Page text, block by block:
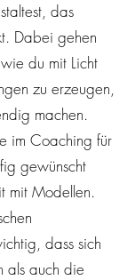
das
Dabei gehen
du mit Licht
zu erzeugen,
machen.
im Coaching für
gewünscht
mit Modellen.
dass sich
als auch die